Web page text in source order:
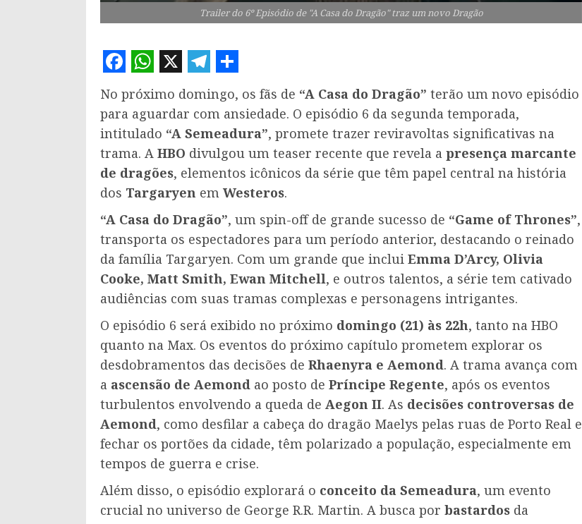
Trailer do 6º Episódio de "A Casa do Dragão" traz um novo Dragão
Facebook
WhatsApp
X Telegram
Share
No próximo domingo, os fãs de “A Casa do Dragão” terão um novo episódio
para aguardar com ansiedade. O episódio 6 da segunda temporada,
intitulado “A Semeadura”, promete trazer reviravoltas significativas na
trama. A HBO divulgou um teaser recente que revela a presença marcante
de dragões, elementos icônicos da série que têm papel central na história
dos Targaryen em Westeros.
“A Casa do Dragão”, um spin-off de grande sucesso de “Game of Thrones”,
transporta os espectadores para um período anterior, destacando o reinado
da família Targaryen. Com um grande que inclui Emma D’Arcy, Olivia
Cooke, Matt Smith, Ewan Mitchell, e outros talentos, a série tem cativado
audiências com suas tramas complexas e personagens intrigantes.
O episódio 6 será exibido no próximo domingo (21) às 22h, tanto na HBO
quanto na Max. Os eventos do próximo capítulo prometem explorar os
desdobramentos das decisões de Rhaenyra e Aemond. A trama avança com
a ascensão de Aemond ao posto de Príncipe Regente, após os eventos
turbulentos envolvendo a queda de Aegon II. As decisões controversas de
Aemond, como desfilar a cabeça do dragão Maelys pelas ruas de Porto Real e
fechar os portões da cidade, têm polarizado a população, especialmente em
tempos de guerra e crise.
Além disso, o episódio explorará o conceito da Semeadura, um evento
crucial no universo de George R.R. Martin. A busca por bastardos da